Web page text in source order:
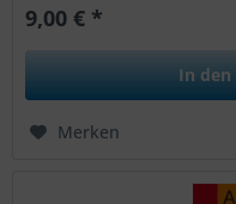
9,00 € *
In den
Merken